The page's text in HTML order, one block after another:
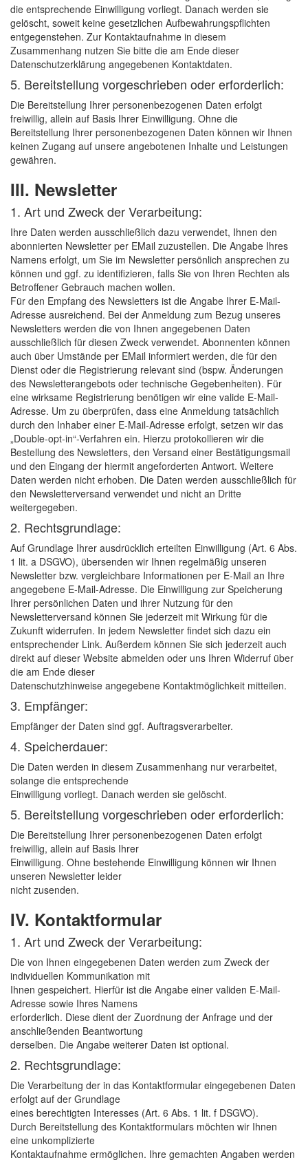
die entsprechende Einwilligung vorliegt. Danach werden sie
gelöscht, soweit keine gesetzlichen Aufbewahrungspflichten
entgegenstehen. Zur Kontaktaufnahme in diesem
Zusammenhang nutzen Sie bitte die am Ende dieser
Datenschutzerklärung angegebenen Kontaktdaten.
5. Bereitstellung vorgeschrieben oder erforderlich:
Die Bereitstellung Ihrer personenbezogenen Daten erfolgt
freiwillig, allein auf Basis Ihrer Einwilligung. Ohne die
Bereitstellung Ihrer personenbezogenen Daten können wir Ihnen
keinen Zugang auf unsere angebotenen Inhalte und Leistungen
gewähren.
III. Newsletter
1. Art und Zweck der Verarbeitung:
Ihre Daten werden ausschließlich dazu verwendet, Ihnen den
abonnierten Newsletter per EMail zuzustellen. Die Angabe Ihres
Namens erfolgt, um Sie im Newsletter persönlich ansprechen zu
können und ggf. zu identifizieren, falls Sie von Ihren Rechten als
Betroffener Gebrauch machen wollen.
Für den Empfang des Newsletters ist die Angabe Ihrer E-Mail-
Adresse ausreichend. Bei der Anmeldung zum Bezug unseres
Newsletters werden die von Ihnen angegebenen Daten
ausschließlich für diesen Zweck verwendet. Abonnenten können
auch über Umstände per EMail informiert werden, die für den
Dienst oder die Registrierung relevant sind (bspw. Änderungen
des Newsletterangebots oder technische Gegebenheiten). Für
eine wirksame Registrierung benötigen wir eine valide E-Mail-
Adresse. Um zu überprüfen, dass eine Anmeldung tatsächlich
durch den Inhaber einer E-Mail-Adresse erfolgt, setzen wir das
„Double-opt-in“-Verfahren ein. Hierzu protokollieren wir die
Bestellung des Newsletters, den Versand einer Bestätigungsmail
und den Eingang der hiermit angeforderten Antwort. Weitere
Daten werden nicht erhoben. Die Daten werden ausschließlich für
den Newsletterversand verwendet und nicht an Dritte
weitergegeben.
2. Rechtsgrundlage:
Auf Grundlage Ihrer ausdrücklich erteilten Einwilligung (Art. 6 Abs.
1 lit. a DSGVO), übersenden wir Ihnen regelmäßig unseren
Newsletter bzw. vergleichbare Informationen per E-Mail an Ihre
angegebene E-Mail-Adresse. Die Einwilligung zur Speicherung
Ihrer persönlichen Daten und ihrer Nutzung für den
Newsletterversand können Sie jederzeit mit Wirkung für die
Zukunft widerrufen. In jedem Newsletter findet sich dazu ein
entsprechender Link. Außerdem können Sie sich jederzeit auch
direkt auf dieser Website abmelden oder uns Ihren Widerruf über
die am Ende dieser
Datenschutzhinweise angegebene Kontaktmöglichkeit mitteilen.
3. Empfänger:
Empfänger der Daten sind ggf. Auftragsverarbeiter.
4. Speicherdauer:
Die Daten werden in diesem Zusammenhang nur verarbeitet,
solange die entsprechende
Einwilligung vorliegt. Danach werden sie gelöscht.
5. Bereitstellung vorgeschrieben oder erforderlich:
Die Bereitstellung Ihrer personenbezogenen Daten erfolgt
freiwillig, allein auf Basis Ihrer
Einwilligung. Ohne bestehende Einwilligung können wir Ihnen
unseren Newsletter leider
nicht zusenden.
IV. Kontaktformular
1. Art und Zweck der Verarbeitung:
Die von Ihnen eingegebenen Daten werden zum Zweck der
individuellen Kommunikation mit
Ihnen gespeichert. Hierfür ist die Angabe einer validen E-Mail-
Adresse sowie Ihres Namens
erforderlich. Diese dient der Zuordnung der Anfrage und der
anschließenden Beantwortung
derselben. Die Angabe weiterer Daten ist optional.
2. Rechtsgrundlage:
Die Verarbeitung der in das Kontaktformular eingegebenen Daten
erfolgt auf der Grundlage
eines berechtigten Interesses (Art. 6 Abs. 1 lit. f DSGVO).
Durch Bereitstellung des Kontaktformulars möchten wir Ihnen
eine unkomplizierte
Kontaktaufnahme ermöglichen. Ihre gemachten Angaben werden